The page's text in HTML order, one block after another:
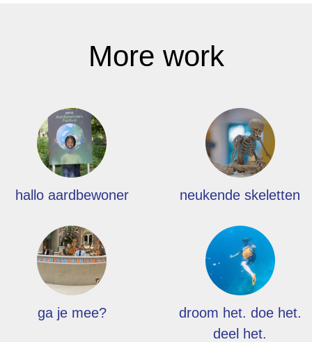
More work
hallo aardbewoner neukende skeletten
ga je mee?
droom het. doe het.
deel het.